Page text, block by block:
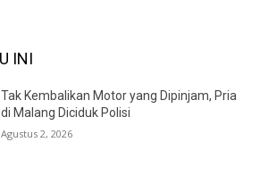
INI
Tak Kembalikan Motor yang Dipinjam, Pria
di Malang Diciduk Polisi
Agustus 2, 2026